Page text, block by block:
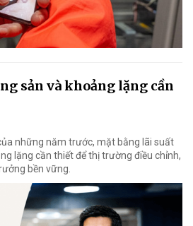
sản và khoảng lặng cần
những năm trước, mặt bằng lãi suất
lặng cần thiết để thị trường điều chỉnh,
bền vững.